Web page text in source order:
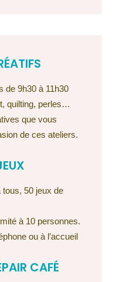
de 9h30 à 11h30
quilting, perles…
que vous
de ces ateliers.
tous, 50 jeux de
à 10 personnes.
ou à l’accueil
CAFÉ